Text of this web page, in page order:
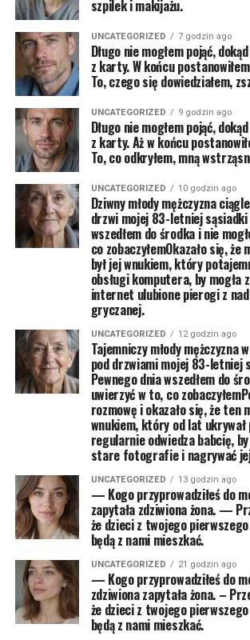
szpilek i makijażu.
UNCATEGORIZED 7 godzin ago
Długo nie mogłem pojąć,
z karty. W końcu
To, czego się dowiedziałem,
UNCATEGORIZED 9 godzin ago
Długo nie mogłem pojąć,
z karty. Aż w końcu
To, co odkryłem, mną
UNCATEGORIZED 10 godzin ago
Dziwny młody mężczyzna
drzwi mojej 83-letniej
wszedłem do środka i nie
co zobaczyłemOkazało się, że
był jej wnukiem, który
obsługi komputera, by mogła
internet ulubione pierogi z
gryczanej.
UNCATEGORIZED 12 godzin ago
Tajemniczy młody mężczyzna
pod drzwiami mojej 83-
Pewnego dnia wszedłem do
uwierzyć w to, co
rozmowę i okazało się, że ten
wnukiem, który od lat ukrywał
regularnie odwiedza babcię,
stare fotografie i nagrywać
UNCATEGORIZED 13 godzin ago
— Kogo przyprowadziłeś do
zapytała zdziwiona żona. —
że dzieci z twojego
będą z nami mieszkać.
UNCATEGORIZED 21 godzin ago
— Kogo przyprowadziłeś do
zdziwiona zapytała żona. –
że dzieci z twojego
będą z nami mieszkać.